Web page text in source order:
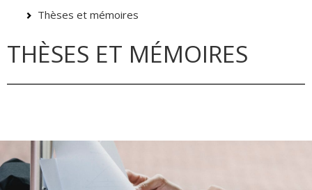
Thèses et mémoires
THÈSES ET MÉMOIRES